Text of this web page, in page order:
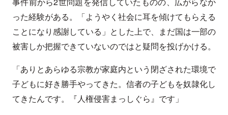
った経験がある。「ようやく社会に耳を傾けてもらえる
ことになり感謝している」とした上で、まだ国は一部の
被害しか把握できていないのではと疑問を投げかける。
「ありとあらゆる宗教が家庭内という閉ざされた環境で
子どもに好き勝手やってきた。信者の子どもを奴隷化し
てきたんです。『人権侵害まっしぐら』です」